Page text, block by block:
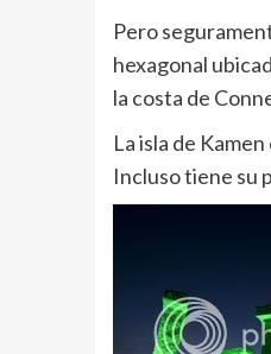
Pero
hexagonal
la costa de
La isla de
Incluso tiene su